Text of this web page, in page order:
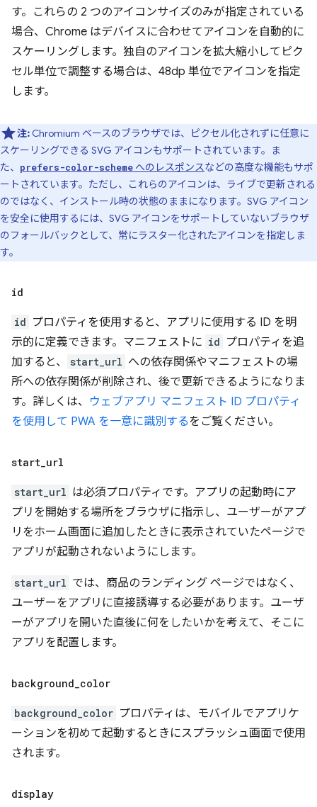
す。これらの 2 つのアイコンサイズのみが指定されている
場合、Chrome はデバイスに合わせてアイコンを自動的に
スケーリングします。独自のアイコンを拡大縮小してピク
セル単位で調整する場合は、48dp 単位でアイコンを指定
します。
注: Chromium ベースのブラウザでは、ピクセル化されずに任意に
スケーリングできる SVG アイコンもサポートされています。ま
た、
prefers-color-scheme へのレスポンスなどの高度な機能もサポ
ートされています。ただし、これらのアイコンは、ライブで更新される
のではなく、インストール時の状態のままになります。SVG アイコン
を安全に使用するには、SVG アイコンをサポートしていないブラウザ
のフォールバックとして、常にラスター化されたアイコンを指定しま
す。
id
id プロパティを使用すると、アプリに使用する ID を明
示的に定義できます。マニフェストに id プロパティを追
加すると、
start_url への依存関係やマニフェストの場
所への依存関係が削除され、後で更新できるようになりま
す。詳しくは、 ウェブアプリ マニフェスト ID プロパティ
を使用して PWA を一意に識別するをご覧ください。
start_url
start_url は必須プロパティです。アプリの起動時にア
プリを開始する場所をブラウザに指示し、ユーザーがアプ
リをホーム画面に追加したときに表示されていたページで
アプリが起動されないようにします。
start_url では、商品のランディング ページではなく、
ユーザーをアプリに直接誘導する必要があります。ユーザ
ーがアプリを開いた直後に何をしたいかを考えて、そこに
アプリを配置します。
background_color
background_color プロパティは、モバイルでアプリケ
ーションを初めて起動するときにスプラッシュ画面で使用
されます。
display